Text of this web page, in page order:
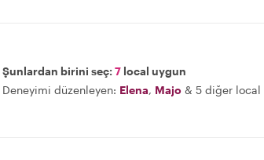
Şunlardan birini seç:7 local uygun
Deneyimi düzenleyen: Elena, Majo & 5 diğer local